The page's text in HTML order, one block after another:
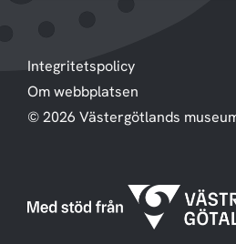
© 2026 Västergötlands
Integritetspolicy
Om webbplatsen